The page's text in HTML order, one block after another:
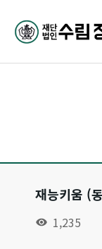
재능키움 (
1,235